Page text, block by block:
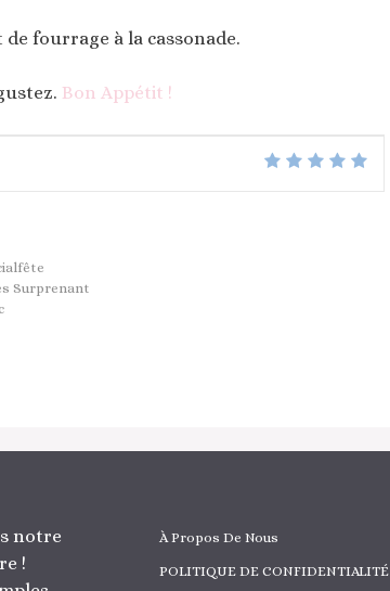
fourrage à la cassonade.
Bon Appétit !
Surprenant
notre
!
À Propos De Nous
POLITIQUE DE CONFIDENTIALITÉ